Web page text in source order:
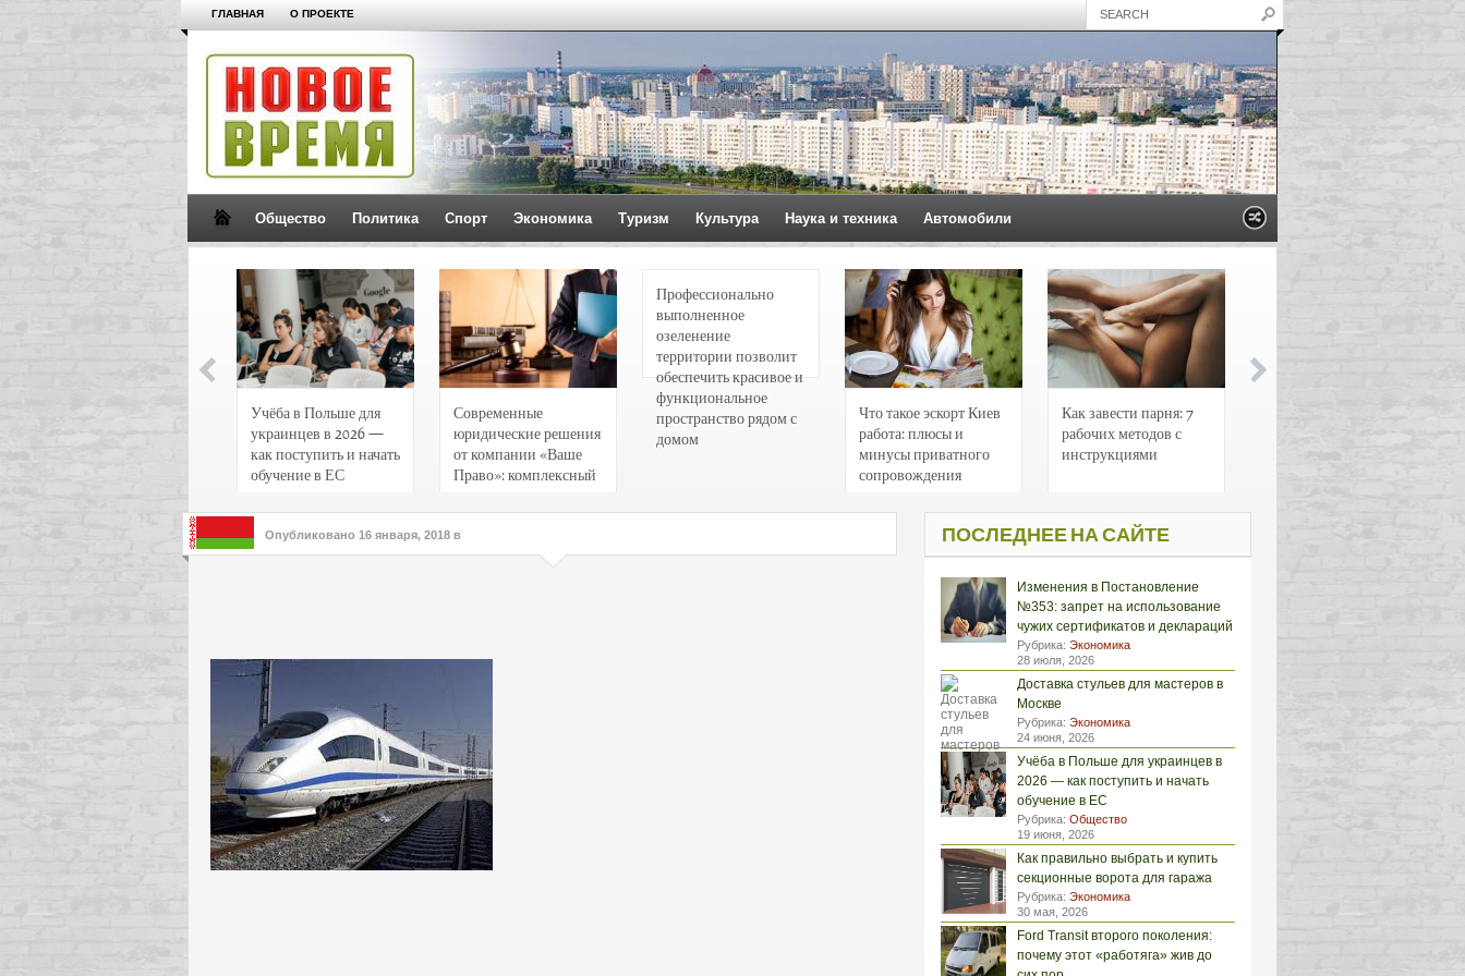
ГЛАВНАЯ О ПРОЕКТЕ
Общество Политика Спорт Экономика Туризм Культура Наука и техника Автомобили
Учёба в Польше для
украинцев в 2026 —
как поступить и начать
обучение в ЕС
Современные
юридические решения
от компании «Ваше
Право»: комплексный
интересов клиентов
Профессионально
выполненное
озеленение
территории позволит
обеспечить красивое и
функциональное
пространство рядом с
домом
Что такое эскорт Киев
работа: плюсы и
минусы приватного
сопровождения
Как завести парня: 7
рабочих методов с
инструкциями
Опубликовано 16 января, 2018 в ПОСЛЕДНЕЕ НА САЙТЕ
Изменения в Постановление
№353: запрет на использование
чужих сертификатов и деклараций
Рубрика: Экономика
28 июля, 2026
Доставка стульев для мастеров в
Москве
Рубрика: Экономика
24 июня, 2026
Учёба в Польше для украинцев в
2026 — как поступить и начать
обучение в ЕС
Рубрика: Общество
19 июня, 2026
Как правильно выбрать и купить
секционные ворота для гаража
Рубрика: Экономика
30 мая, 2026
Ford Transit второго поколения:
почему этот «работяга» жив до